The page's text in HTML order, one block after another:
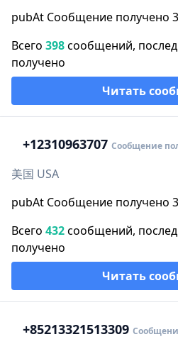
pubAt Сообщение получено
Всего 398сообщений,
получено
Читать
+12310963707 Сообщение
美国 USA
pubAt Сообщение получено
Всего 432сообщений,
получено
Читать
+85213321513309